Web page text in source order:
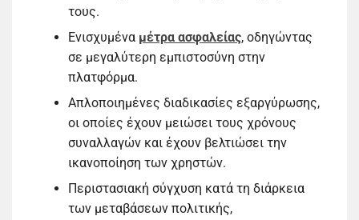
τους.
Ενισχυμένα μέτρα ασφαλείας, οδηγώντας
σε μεγαλύτερη εμπιστοσύνη στην
πλατφόρμα.
Απλοποιημένες διαδικασίες εξαργύρωσης,
οι οποίες έχουν μειώσει τους χρόνους
συναλλαγών και έχουν βελτιώσει την
ικανοποίηση των χρηστών.
Περιστασιακή σύγχυση κατά τη διάρκεια
των μεταβάσεων πολιτικής,